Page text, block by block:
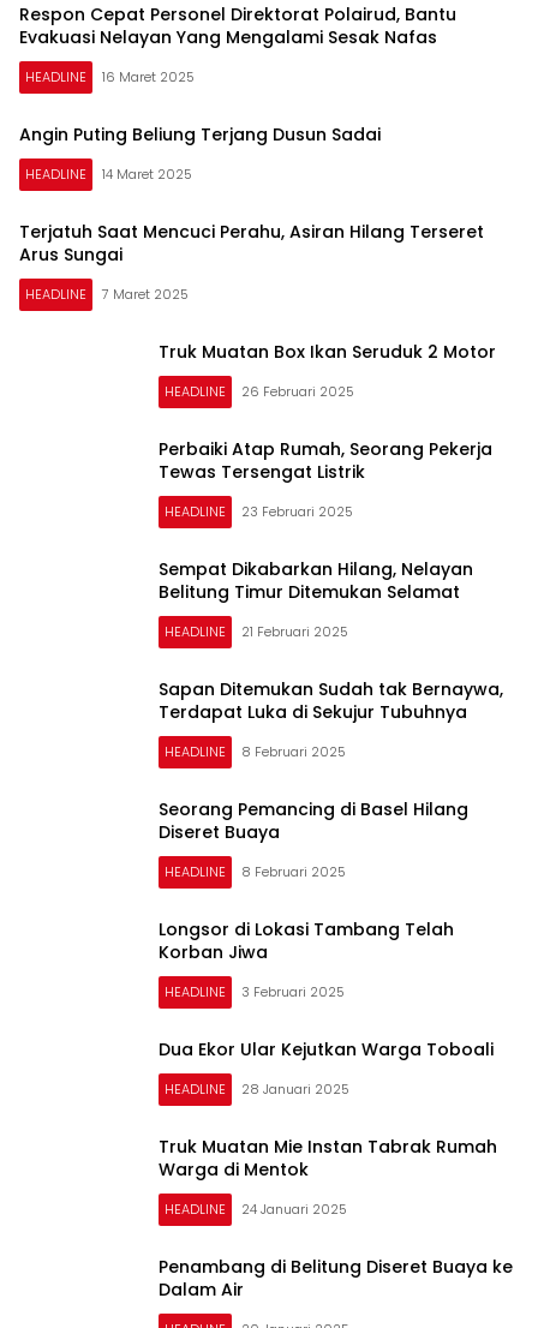
Respon Cepat Personel Direktorat Polairud, Bantu
Evakuasi Nelayan Yang Mengalami Sesak Nafas
HEADLINE 16 Maret 2025
Angin Puting Beliung Terjang Dusun Sadai
HEADLINE 14 Maret 2025
Terjatuh Saat Mencuci Perahu, Asiran Hilang Terseret
Arus Sungai
HEADLINE 7 Maret 2025
Truk Muatan Box Ikan Seruduk 2 Motor
HEADLINE 26 Februari 2025
Perbaiki Atap Rumah, Seorang Pekerja
Tewas Tersengat Listrik
HEADLINE 23 Februari 2025
Sempat Dikabarkan Hilang, Nelayan
Belitung Timur Ditemukan Selamat
HEADLINE 21 Februari 2025
Sapan Ditemukan Sudah tak Bernaywa,
Terdapat Luka di Sekujur Tubuhnya
HEADLINE 8 Februari 2025
Seorang Pemancing di Basel Hilang
Diseret Buaya
HEADLINE 8 Februari 2025
Longsor di Lokasi Tambang Telah
Korban Jiwa
HEADLINE 3 Februari 2025
Dua Ekor Ular Kejutkan Warga Toboali
HEADLINE 28 Januari 2025
Truk Muatan Mie Instan Tabrak Rumah
Warga di Mentok
HEADLINE 24 Januari 2025
Penambang di Belitung Diseret Buaya ke
Dalam Air